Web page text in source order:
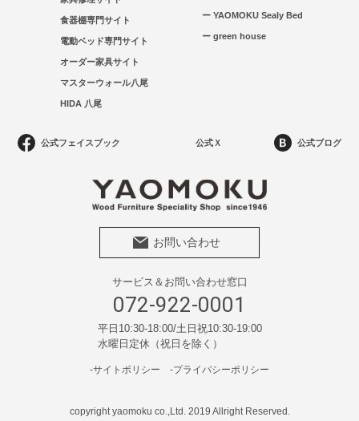
食器棚専門サイト
電動ベッド専門サイト
オーダー家具サイト
マスターウォール八尾
HIDA 八尾
ー YAOMOKU Sealy Bed
ー green house
公式フェイスブック 公式Ｘ 公式ブログ
お問い合わせ
サービス＆お問い合わせ窓口
072-922-0001
平日10:30-18:00/土日祝10:30-19:00
水曜日定休（祝日を除く）
-サイトポリシー -プライバシーポリシー
copyright yaomoku co.,Ltd. 2019 Allright Reserved.